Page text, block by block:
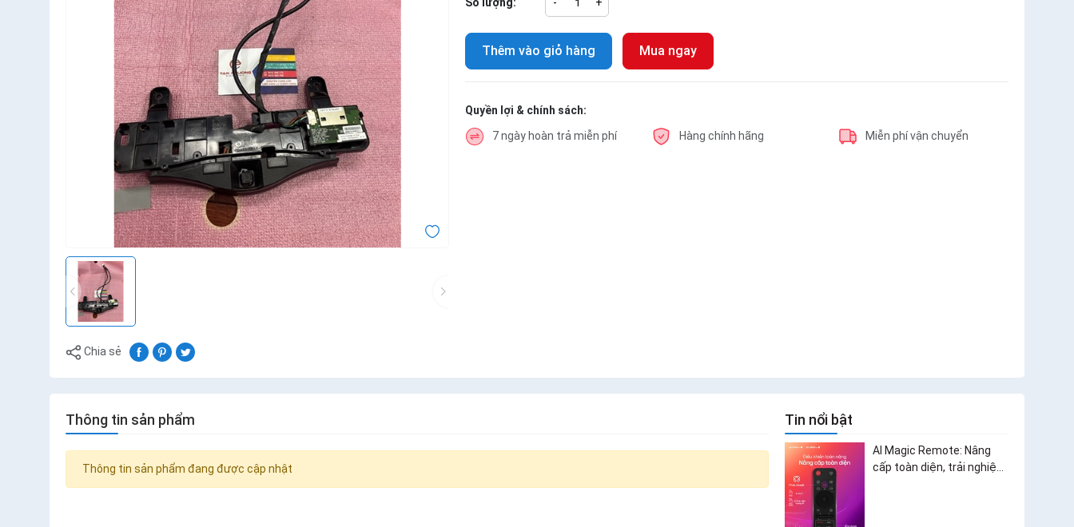
Chia sẻ
Thêm vào giỏ hàng Mua ngay
Quyền lợi & chính sách:
7 ngày hoàn trả miễn phí Hàng chính hãng Miễn phí vận chuyển
Thông tin sản phẩm
Thông tin sản phẩm đang được cập nhật
Tin nổi bật
AI Magic Remote: Nâng
cấp toàn diện, trải nghiệm